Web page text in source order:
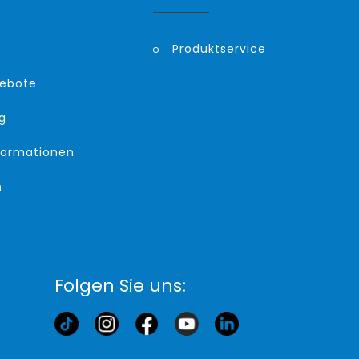
Produktservice
Folgen Sie uns: